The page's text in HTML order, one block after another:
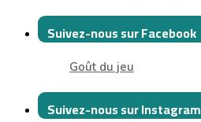
Suivez-nous sur Facebook
Goût du jeu
Suivez-nous sur Instagram